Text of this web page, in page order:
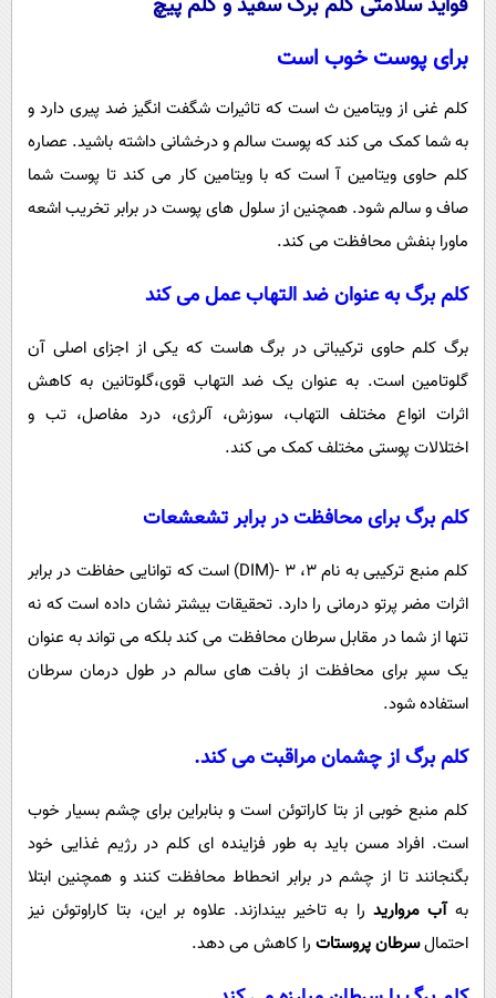
برای پوست خوب است
کلم غنی از ویتامین ث است که تاثیرات شگفت انگیز ضد پیری دارد و
به شما کمک می کند که پوست سالم و درخشانی داشته باشید. عصاره
کلم حاوی ویتامین آ است که با ویتامین کار می کند تا پوست شما
صاف و سالم شود. همچنین از سلول های پوست در برابر تخریب اشعه
ماورا بنفش محافظت می کند.
کلم برگ به عنوان ضد التهاب عمل می کند
برگ کلم حاوی ترکیباتی در برگ هاست که یکی از اجزای اصلی آن
گلوتامین است. به عنوان یک ضد التهاب قوی،گلوتانین به کاهش
اثرات انواع مختلف التهاب، سوزش، آلرژی، درد مفاصل، تب و
اختلالات پوستی مختلف کمک می کند.
کلم برگ برای محافظت در برابر تشعشعات
کلم منبع ترکیبی به نام 3، 3 -(DIM) است که توانایی حفاظت در برابر
اثرات مضر پرتو درمانی را دارد. تحقیقات بیشتر نشان داده است که نه
تنها از شما در مقابل سرطان محافظت می کند بلکه می تواند به عنوان
یک سپر برای محافظت از بافت های سالم در طول درمان سرطان
استفاده شود.
کلم برگ از چشمان مراقبت می کند.
کلم منبع خوبی از بتا کاراتوئن است و بنابراین برای چشم بسیار خوب
است. افراد مسن باید به طور فزاینده ای کلم در رژیم غذایی خود
بگنجانند تا از چشم در برابر انحطاط محافظت کنند و همچنین ابتلا
بهآب مروارید را به تاخیر بیندازند. علاوه بر این، بتا کاراوتوئن نیز
احتمالسرطان پروستات را کاهش می دهد.